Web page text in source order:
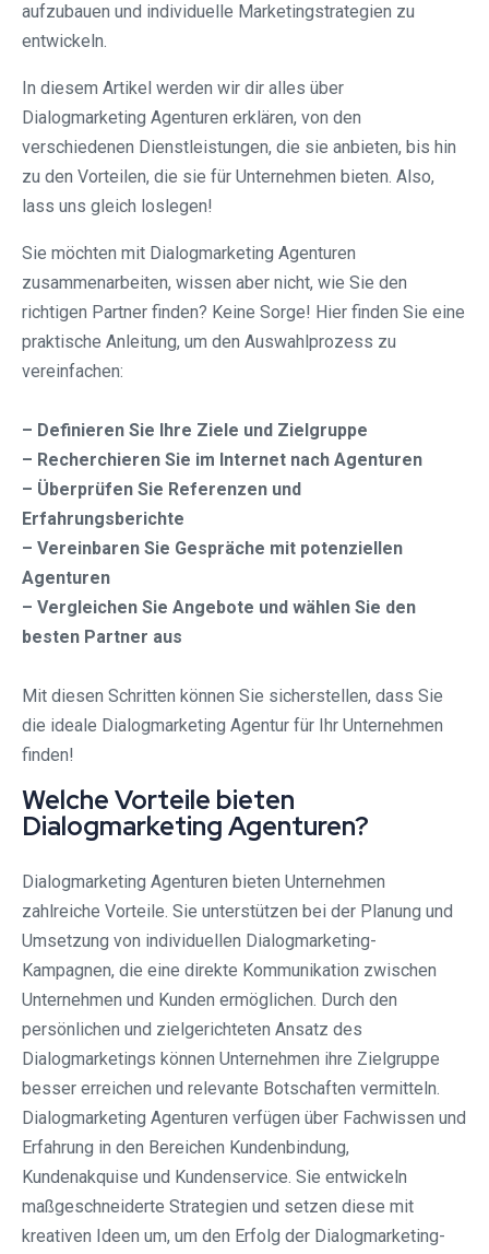
aufzubauen und individuelle Marketingstrategien zu
entwickeln.
In diesem Artikel werden wir dir alles über
Dialogmarketing Agenturen erklären, von den
verschiedenen Dienstleistungen, die sie anbieten, bis hin
zu den Vorteilen, die sie für Unternehmen bieten. Also,
lass uns gleich loslegen!
Sie möchten mit Dialogmarketing Agenturen
zusammenarbeiten, wissen aber nicht, wie Sie den
richtigen Partner finden? Keine Sorge! Hier finden Sie eine
praktische Anleitung, um den Auswahlprozess zu
vereinfachen:
– Definieren Sie Ihre Ziele und Zielgruppe
– Recherchieren Sie im Internet nach Agenturen
– Überprüfen Sie Referenzen und
Erfahrungsberichte
– Vereinbaren Sie Gespräche mit potenziellen
Agenturen
– Vergleichen Sie Angebote und wählen Sie den
besten Partner aus
Mit diesen Schritten können Sie sicherstellen, dass Sie
die ideale Dialogmarketing Agentur für Ihr Unternehmen
finden!
Welche Vorteile bieten
Dialogmarketing Agenturen?
Dialogmarketing Agenturen bieten Unternehmen
zahlreiche Vorteile. Sie unterstützen bei der Planung und
Umsetzung von individuellen Dialogmarketing-
Kampagnen, die eine direkte Kommunikation zwischen
Unternehmen und Kunden ermöglichen. Durch den
persönlichen und zielgerichteten Ansatz des
Dialogmarketings können Unternehmen ihre Zielgruppe
besser erreichen und relevante Botschaften vermitteln.
Dialogmarketing Agenturen verfügen über Fachwissen und
Erfahrung in den Bereichen Kundenbindung,
Kundenakquise und Kundenservice. Sie entwickeln
maßgeschneiderte Strategien und setzen diese mit
kreativen Ideen um, um den Erfolg der Dialogmarketing-